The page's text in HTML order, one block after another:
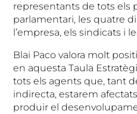
representants de tots els
parlamentari, les quatre
l’empresa, els sindicats i
Blai Paco valora molt
en aquesta Taula
tots els agents que, tant
indirecta, estarem
produir el